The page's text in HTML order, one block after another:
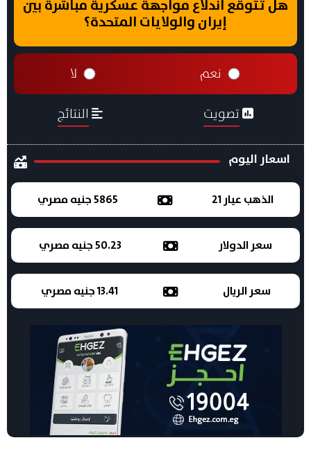
هل تتوقع اندلاع مواجهة عسكرية مباشرة بين
إيران والولايات المتحدة؟
نعم لا
تصويت النتائج
اسعار اليوم
الذهب عيار 21 5865 جنيه مصري
سعر الدولار 50.23 جنيه مصري
سعر الريال 13.41 جنيه مصري